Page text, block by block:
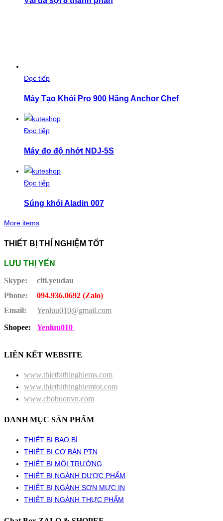
Đọc tiếp
Máy Tạo Khói Pro 900 Hãng Anchor Chef
Đọc tiếp
Máy đo độ nhớt NDJ-5S
Đọc tiếp
Súng khói Aladin 007
More items
THIẾT BỊ THÍ NGHIỆM TỐT
LƯU THỊ YẾN
Skype:
citi.yeudau
Phone:
094.936.0692 (Zalo)
Email:
Yenluu010@gmail.com
Shopee:
Yenluu010
LIÊN KẾT WEBSITE
www.thietbithinghiems.com
www.thietbithinghiemtot.com
www.chobuonvn.com
DANH MỤC SẢN PHẨM
THIẾT BỊ BAO BÌ
THIẾT BỊ CƠ BẢN PTN
THIẾT BỊ MÔI TRƯỜNG
THIẾT BỊ NGÀNH DƯỢC PHẨM
THIẾT BỊ NGÀNH SƠN MỰC IN
THIẾT BỊ NGÀNH THỰC PHẨM